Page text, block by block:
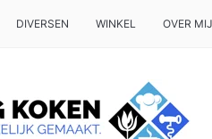
DIVERSEN WINKEL OVER MIJ